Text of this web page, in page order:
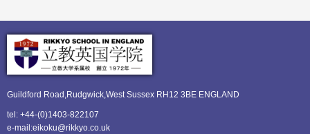
Guildford Road,Rudgwick,West Sussex RH12 3BE ENGLAND
tel: +44-(0)1403-822107
e-mail:eikoku@rikkyo.co.uk